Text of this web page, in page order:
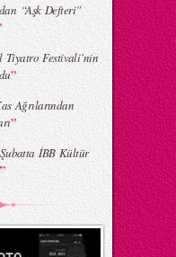
“Aşk Defteri”
Tiyatro Festivali’nin
”
Ağrılarından
”
İBB Kültür
”